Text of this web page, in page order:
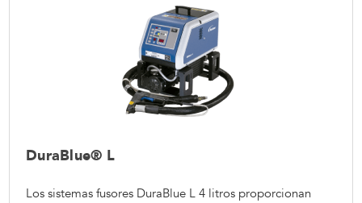
DuraBlue® L
Los sistemas fusores DuraBlue L 4 litros proporcionan